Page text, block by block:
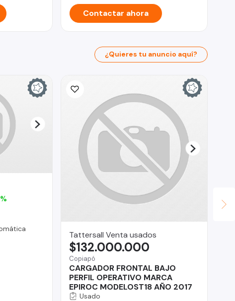
Contactar ahora
¿Quieres tu anuncio aquí?
Tattersall Venta usados
Copiapó
CARGADOR FRONTAL BAJO
PERFIL OPERATIVO MARCA
EPIROC MODELOST18 AÑO 2017
$132.000.000
Usado